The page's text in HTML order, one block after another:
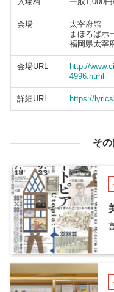
会場
太宰府館
まほろばホ
福岡県太宰
会場URL
http://
4996.html
詳細URL https://
そ